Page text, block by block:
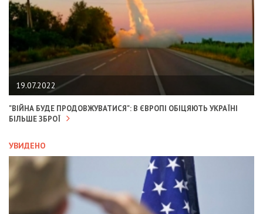
19.07.2022
"ВІЙНА БУДЕ ПРОДОВЖУВАТИСЯ": В ЄВРОПІ ОБІЦЯЮТЬ УКРАЇНІ
БІЛЬШЕ ЗБРОЇ
УВИДЕНО